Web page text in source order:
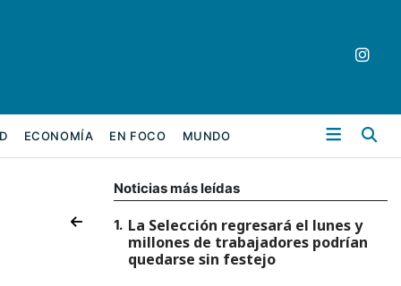
ECONOMÍA EN FOCO MUNDO
Noticias más leídas
1. La Selección regresará el lunes y
millones de trabajadores podrían
quedarse sin festejo